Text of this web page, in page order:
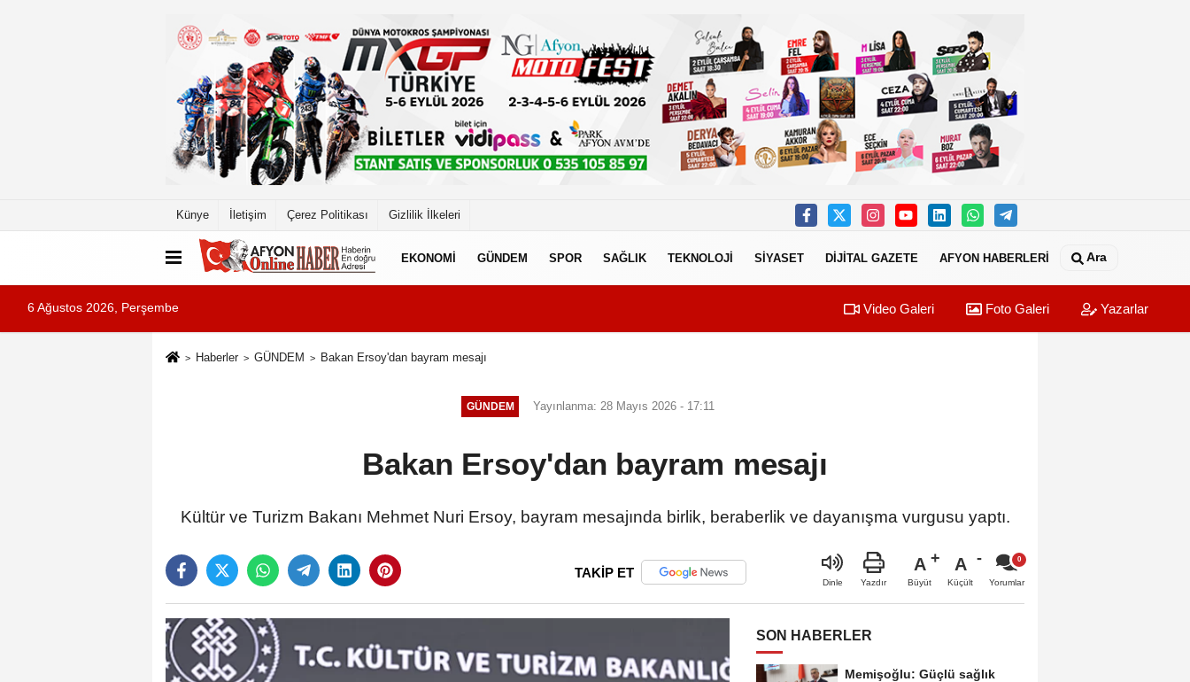
Künye İletişim Çerez Politikası Gizlilik İlkeleri
EKONOMİ GÜNDEM SPOR SAĞLIK TEKNOLOJİ SİYASET DİJİTAL GAZETE AFYON HABERLERİ Ara
6 Ağustos 2026, Perşembe Video Galeri Foto Galeri Yazarlar
Haberler GÜNDEM Bakan Ersoy'dan bayram mesajı
GÜNDEM Yayınlanma: 28 Mayıs 2026 - 17:11
Bakan Ersoy'dan bayram mesajı
Kültür ve Turizm Bakanı Mehmet Nuri Ersoy, bayram mesajında birlik, beraberlik ve dayanışma vurgusu yaptı.
TAKİP ET
Dinle Yazdır
A
Büyüt
A
Küçült Yorumlar
SON HABERLER
Memişoğlu: Güçlü sağlık